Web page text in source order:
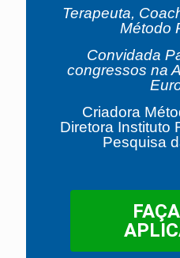
Terapeuta,
Método
Convidada
congressos na
Criadora
Diretora Instituto
Pesquisa